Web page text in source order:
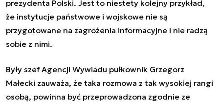
prezydenta Polski. Jest to niestety kolejny przykład,
że instytucje państwowe i wojskowe nie są
przygotowane na zagrożenia informacyjne i nie radzą
sobie z nimi.
Były szef Agencji Wywiadu pułkownik Grzegorz
Małecki zauważa, że taka rozmowa z tak wysokiej rangi
osobą, powinna być przeprowadzona zgodnie ze